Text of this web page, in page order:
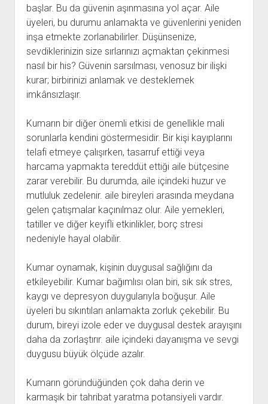
başlar. Bu da güvenin aşınmasına yol açar. Aile
üyeleri, bu durumu anlamakta ve güvenlerini yeniden
inşa etmekte zorlanabilirler. Düşünsenize,
sevdiklerinizin size sırlarınızı açmaktan çekinmesi
nasıl bir his? Güvenin sarsılması, venosuz bir ilişki
kurar; birbirinizi anlamak ve desteklemek
imkânsızlaşır.
Kumarın bir diğer önemli etkisi de genellikle mali
sorunlarla kendini göstermesidir. Bir kişi kayıplarını
telafi etmeye çalışırken, tasarruf ettiği veya
harcama yapmakta tereddüt ettiği aile bütçesine
zarar verebilir. Bu durumda, aile içindeki huzur ve
mutluluk zedelenir. aile bireyleri arasında meydana
gelen çatışmalar kaçınılmaz olur. Aile yemekleri,
tatiller ve diğer keyifli etkinlikler, borç stresi
nedeniyle hayal olabilir.
Kumar oynamak, kişinin duygusal sağlığını da
etkileyebilir. Kumar bağımlısı olan biri, sık sık stres,
kaygı ve depresyon duygularıyla boğuşur. Aile
üyeleri bu sıkıntıları anlamakta zorluk çekebilir. Bu
durum, bireyi izole eder ve duygusal destek arayışını
daha da zorlaştırır. aile içindeki dayanışma ve sevgi
duygusu büyük ölçüde azalır.
Kumarın göründüğünden çok daha derin ve
karmaşık bir tahribat yaratma potansiyeli vardır.